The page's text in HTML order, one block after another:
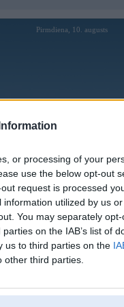
or processing of your
use the below opt-out
request is processed
utilized by us
You may separately
on the IAB’s list of
us to third parties on the
other third parties.
Pirmdiena, 10. augusts
Lietotāji
forumā]